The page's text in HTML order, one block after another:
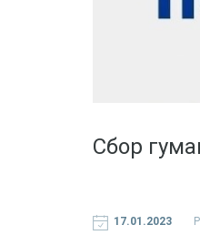
Сбор
17.01.2023